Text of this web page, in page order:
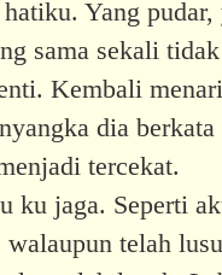
Yang
sama sekali
Kembali
dia
tercekat.
ku jaga. Seperti
telah